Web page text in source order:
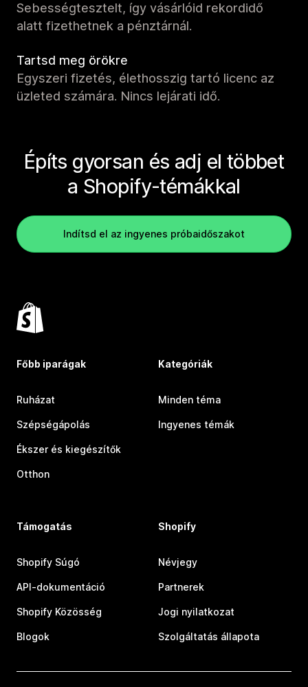
Sebességtesztelt, így vásárlóid rekordidő
alatt fizethetnek a pénztárnál.
Tartsd meg örökre
Egyszeri fizetés, élethosszig tartó licenc az
üzleted számára. Nincs lejárati idő.
Építs gyorsan és adj el többet
a Shopify-témákkal
Indítsd el az ingyenes próbaidőszakot
Főbb iparágak
Ruházat
Szépségápolás
Ékszer és kiegészítők
Otthon
Kategóriák
Minden téma
Ingyenes témák
Támogatás
Shopify Súgó
API-dokumentáció
Shopify Közösség
Blogok
Shopify
Névjegy
Partnerek
Jogi nyilatkozat
Szolgáltatás állapota